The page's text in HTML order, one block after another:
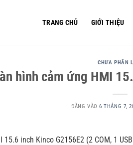
TRANG CHỦ GIỚI THIỆU
CHƯA PHÂN
hình cảm ứng HMI
ĐĂNG VÀO6 THÁNG 7,
inch Kinco G2156E2 (2 COM, 1